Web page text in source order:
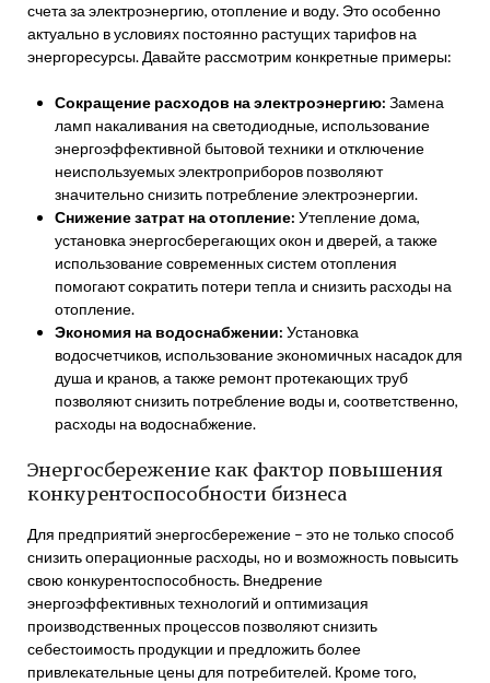
счета за электроэнергию, отопление и воду. Это особенно
актуально в условиях постоянно растущих тарифов на
энергоресурсы. Давайте рассмотрим конкретные примеры:
Сокращение расходов на электроэнергию: Замена
ламп накаливания на светодиодные, использование
энергоэффективной бытовой техники и отключение
неиспользуемых электроприборов позволяют
значительно снизить потребление электроэнергии.
Снижение затрат на отопление: Утепление дома,
установка энергосберегающих окон и дверей, а также
использование современных систем отопления
помогают сократить потери тепла и снизить расходы на
отопление.
Экономия на водоснабжении: Установка
водосчетчиков, использование экономичных насадок для
душа и кранов, а также ремонт протекающих труб
позволяют снизить потребление воды и, соответственно,
расходы на водоснабжение.
Энергосбережение как фактор повышения
конкурентоспособности бизнеса
Для предприятий энергосбережение – это не только способ
снизить операционные расходы, но и возможность повысить
свою конкурентоспособность. Внедрение
энергоэффективных технологий и оптимизация
производственных процессов позволяют снизить
себестоимость продукции и предложить более
привлекательные цены для потребителей. Кроме того,